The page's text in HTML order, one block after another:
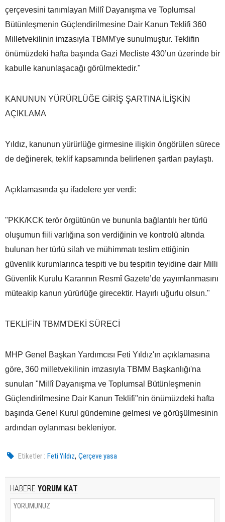
çerçevesini tanımlayan Millî Dayanışma ve Toplumsal
Bütünleşmenin Güçlendirilmesine Dair Kanun Teklifi 360
Milletvekilinin imzasıyla TBMM'ye sunulmuştur. Teklifin
önümüzdeki hafta başında Gazi Mecliste 430’un üzerinde bir
kabulle kanunlaşacağı görülmektedir."
KANUNUN YÜRÜRLÜĞE GİRİŞ ŞARTINA İLİŞKİN
AÇIKLAMA
Yıldız, kanunun yürürlüğe girmesine ilişkin öngörülen sürece
de değinerek, teklif kapsamında belirlenen şartları paylaştı.
Açıklamasında şu ifadelere yer verdi:
"PKK/KCK terör örgütünün ve bununla bağlantılı her türlü
oluşumun fiili varlığına son verdiğinin ve kontrolü altında
bulunan her türlü silah ve mühimmatı teslim ettiğinin
güvenlik kurumlarınca tespiti ve bu tespitin teyidine dair Milli
Güvenlik Kurulu Kararının Resmî Gazete’de yayımlanmasını
müteakip kanun yürürlüğe girecektir. Hayırlı uğurlu olsun."
TEKLİFİN TBMM'DEKİ SÜRECİ
MHP Genel Başkan Yardımcısı Feti Yıldız'ın açıklamasına
göre, 360 milletvekilinin imzasıyla TBMM Başkanlığı'na
sunulan "Millî Dayanışma ve Toplumsal Bütünleşmenin
Güçlendirilmesine Dair Kanun Teklifi"nin önümüzdeki hafta
başında Genel Kurul gündemine gelmesi ve görüşülmesinin
ardından oylanması bekleniyor.
Etiketler : Feti Yıldız,Çerçeve yasa
HABERE YORUM KAT